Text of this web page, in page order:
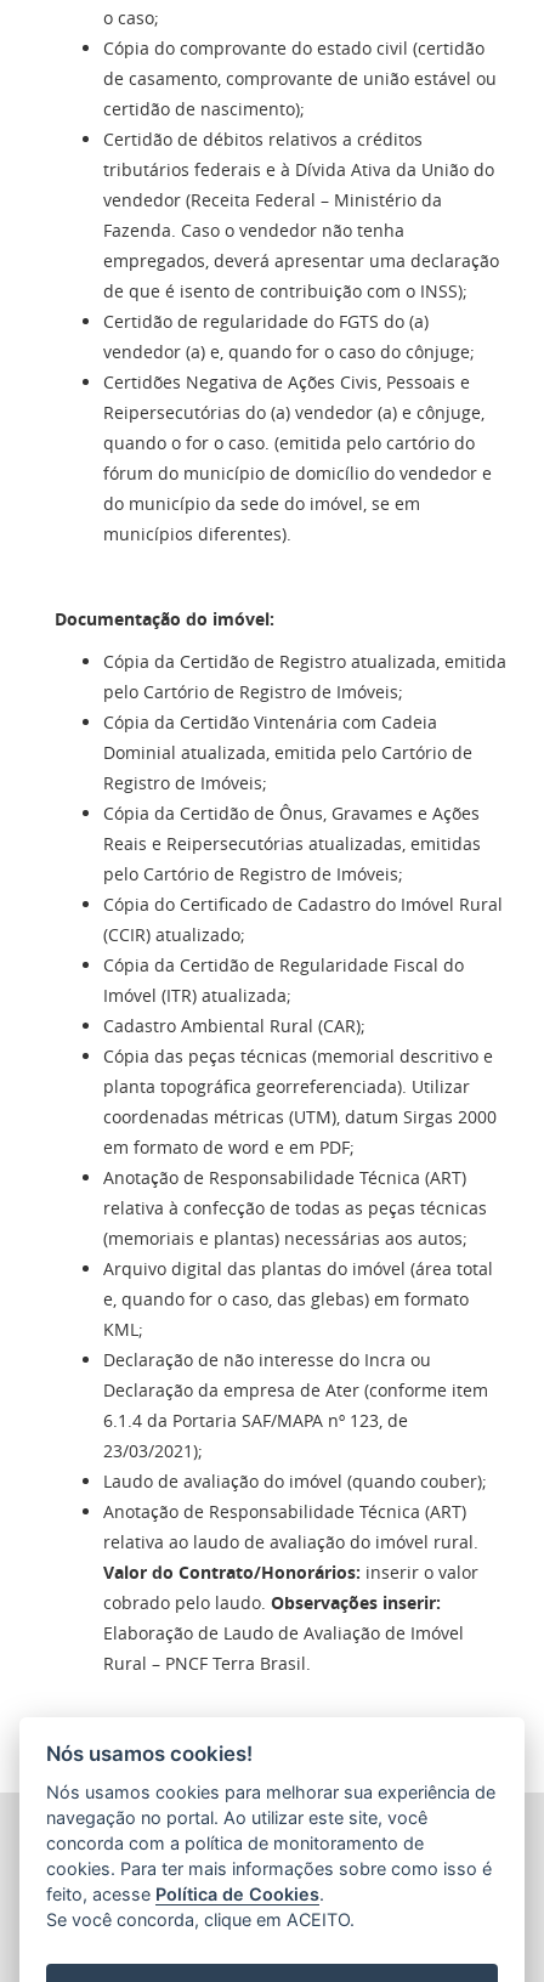
o caso;
Cópia do comprovante do estado civil (certidão
de casamento, comprovante de união estável ou
certidão de nascimento);
Certidão de débitos relativos a créditos
tributários federais e à Dívida Ativa da União do
vendedor (Receita Federal – Ministério da
Fazenda. Caso o vendedor não tenha
empregados, deverá apresentar uma declaração
de que é isento de contribuição com o INSS);
Certidão de regularidade do FGTS do (a)
vendedor (a) e, quando for o caso do cônjuge;
Certidões Negativa de Ações Civis, Pessoais e
Reipersecutórias do (a) vendedor (a) e cônjuge,
quando o for o caso. (emitida pelo cartório do
fórum do município de domicílio do vendedor e
do município da sede do imóvel, se em
municípios diferentes).
Documentação do imóvel:
Cópia da Certidão de Registro atualizada, emitida
pelo Cartório de Registro de Imóveis;
Cópia da Certidão Vintenária com Cadeia
Dominial atualizada, emitida pelo Cartório de
Registro de Imóveis;
Cópia da Certidão de Ônus, Gravames e Ações
Reais e Reipersecutórias atualizadas, emitidas
pelo Cartório de Registro de Imóveis;
Cópia do Certificado de Cadastro do Imóvel Rural
(CCIR) atualizado;
Cópia da Certidão de Regularidade Fiscal do
Imóvel (ITR) atualizada;
Cadastro Ambiental Rural (CAR);
Cópia das peças técnicas (memorial descritivo e
planta topográfica georreferenciada). Utilizar
coordenadas métricas (UTM), datum Sirgas 2000
em formato de word e em PDF;
Anotação de Responsabilidade Técnica (ART)
relativa à confecção de todas as peças técnicas
(memoriais e plantas) necessárias aos autos;
Arquivo digital das plantas do imóvel (área total
e, quando for o caso, das glebas) em formato
KML;
Declaração de não interesse do Incra ou
Declaração da empresa de Ater (conforme item
6.1.4 da Portaria SAF/MAPA nº 123, de
23/03/2021);
Laudo de avaliação do imóvel (quando couber);
Anotação de Responsabilidade Técnica (ART)
relativa ao laudo de avaliação do imóvel rural.
Valor do Contrato/Honorários: inserir o valor
cobrado pelo laudo. Observações inserir:
Elaboração de Laudo de Avaliação de Imóvel
Rural – PNCF Terra Brasil.
INSTITUTO DE DEFESA AGROPECUÁRIA E FLORESTAL
DO ESPÍRITO SANTO (IDAF)
Avenida Jerônimo Monteiro, nº 1.000, Ed. Trade Center, loja
1 - Centro
CEP: 29010-935 - Vitória / ES
Nós usamos cookies!
Nós usamos cookies para melhorar sua experiência de
navegação no portal. Ao utilizar este site, você
concorda com a política de monitoramento de
cookies. Para ter mais informações sobre como isso é
feito, acesse Política de Cookies.
Se você concorda, clique em ACEITO.